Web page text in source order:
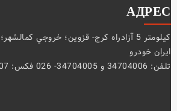
АДРЕС
كيلومتر 5 آزادراه كرج- قزوين؛ خروجي
ايران خودرو
تلفن: 34704006 و 34704005- 026 فکس: 34704007- 026